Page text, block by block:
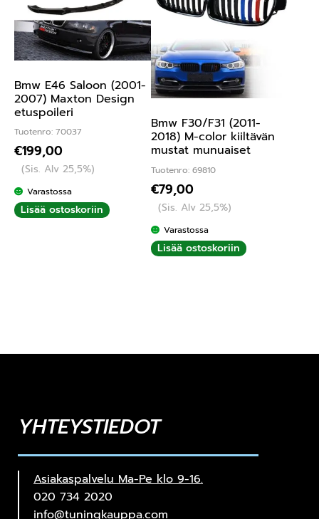
Bmw E46 Saloon (2001-
2007) Maxton Design
etuspoileri
Tuotenro: 70037
€199,00
(Sis. Alv 25,5%)
Varastossa
Lisää ostoskoriin
Bmw F30/F31 (2011-
2018) M-color kiiltävän
mustat munuaiset
Tuotenro: 69810
€79,00
(Sis. Alv 25,5%)
Varastossa
Lisää ostoskoriin
YHTEYSTIEDOT
Asiakaspalvelu Ma-Pe klo 9-16.
020 734 2020
info@tuningkauppa.com